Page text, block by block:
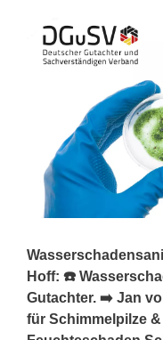
Hoff: ☎️
Gutachter. ➡️ Jan
für Schimmelpilze